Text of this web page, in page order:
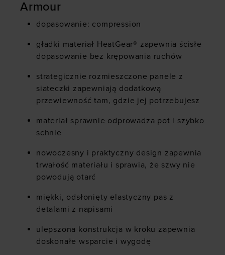
Armour
dopasowanie: compression
gładki materiał HeatGear® zapewnia ścisłe
dopasowanie bez krępowania ruchów
strategicznie rozmieszczone panele z
siateczki zapewniają dodatkową
przewiewność tam, gdzie jej potrzebujesz
materiał sprawnie odprowadza pot i szybko
schnie
nowoczesny i praktyczny design zapewnia
trwałość materiału i sprawia, że szwy nie
powodują otarć
miękki, odsłonięty elastyczny pas z
detalami z napisami
ulepszona konstrukcja w kroku zapewnia
doskonałe wsparcie i wygodę